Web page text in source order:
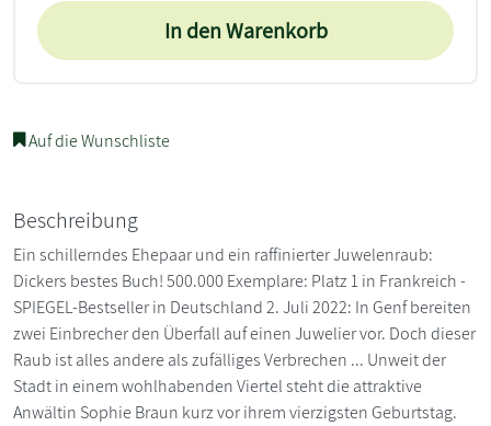
In den Warenkorb
Auf die Wunschliste
Beschreibung
Ein schillerndes Ehepaar und ein raffinierter Juwelenraub:
Dickers bestes Buch! 500.000 Exemplare: Platz 1 in Frankreich -
SPIEGEL-Bestseller in Deutschland 2. Juli 2022: In Genf bereiten
zwei Einbrecher den Überfall auf einen Juwelier vor. Doch dieser
Raub ist alles andere als zufälliges Verbrechen ... Unweit der
Stadt in einem wohlhabenden Viertel steht die attraktive
Anwältin Sophie Braun kurz vor ihrem vierzigsten Geburtstag.